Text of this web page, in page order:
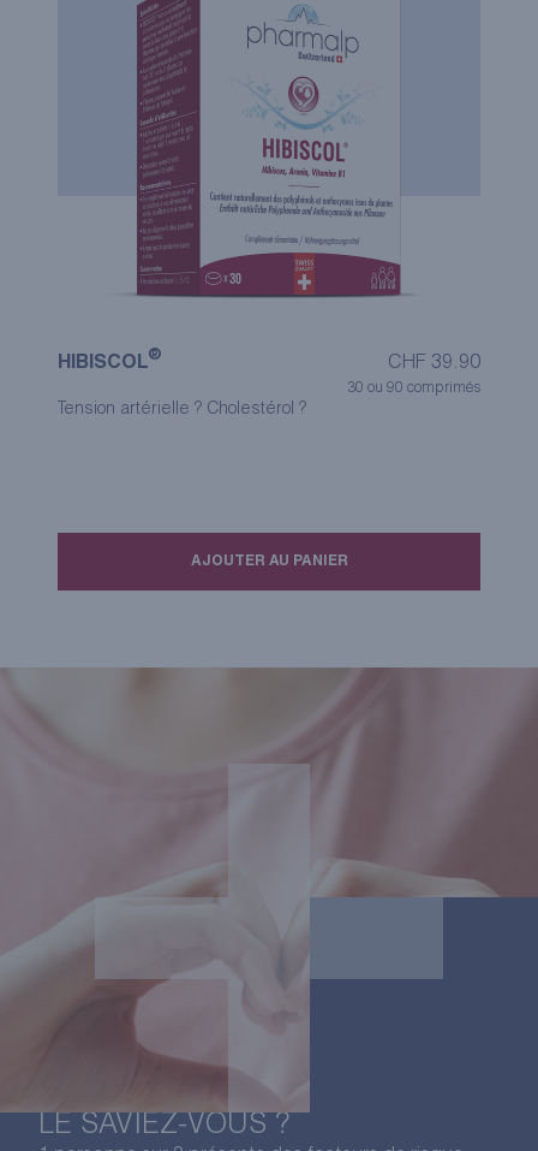
HIBISCOL® CHF 39.90
30 ou 90 comprimés
Tension artérielle ? Cholestérol ?
AJOUTER AU PANIER
LE SAVIEZ-VOUS ?